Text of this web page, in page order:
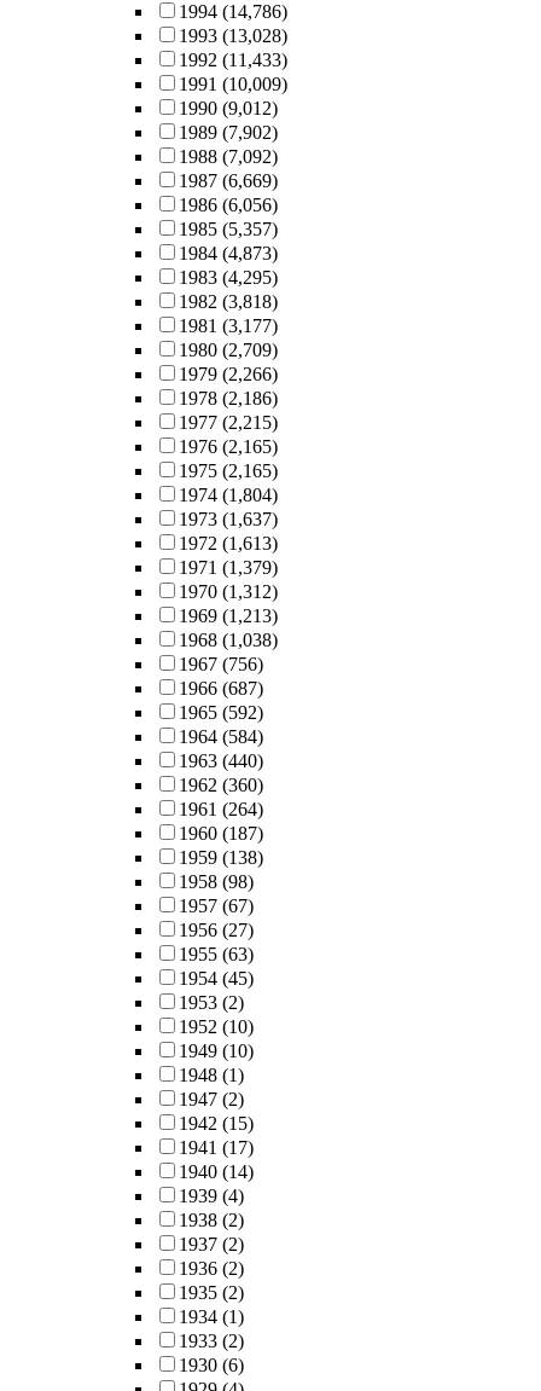
1994 (14,786)
1993 (13,028)
1992 (11,433)
1991 (10,009)
1990 (9,012)
1989 (7,902)
1988 (7,092)
1987 (6,669)
1986 (6,056)
1985 (5,357)
1984 (4,873)
1983 (4,295)
1982 (3,818)
1981 (3,177)
1980 (2,709)
1979 (2,266)
1978 (2,186)
1977 (2,215)
1976 (2,165)
1975 (2,165)
1974 (1,804)
1973 (1,637)
1972 (1,613)
1971 (1,379)
1970 (1,312)
1969 (1,213)
1968 (1,038)
1967 (756)
1966 (687)
1965 (592)
1964 (584)
1963 (440)
1962 (360)
1961 (264)
1960 (187)
1959 (138)
1958 (98)
1957 (67)
1956 (27)
1955 (63)
1954 (45)
1953 (2)
1952 (10)
1949 (10)
1948 (1)
1947 (2)
1942 (15)
1941 (17)
1940 (14)
1939 (4)
1938 (2)
1937 (2)
1936 (2)
1935 (2)
1934 (1)
1933 (2)
1930 (6)